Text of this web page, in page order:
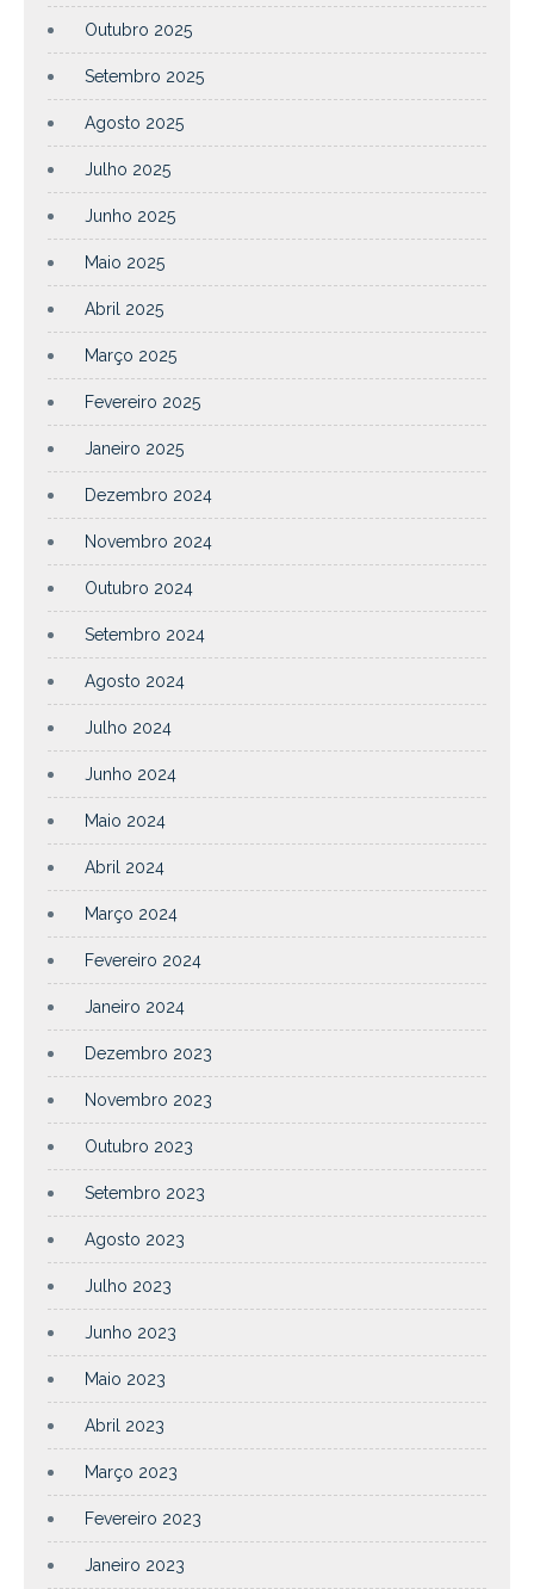
Outubro 2025
Setembro 2025
Agosto 2025
Julho 2025
Junho 2025
Maio 2025
Abril 2025
Março 2025
Fevereiro 2025
Janeiro 2025
Dezembro 2024
Novembro 2024
Outubro 2024
Setembro 2024
Agosto 2024
Julho 2024
Junho 2024
Maio 2024
Abril 2024
Março 2024
Fevereiro 2024
Janeiro 2024
Dezembro 2023
Novembro 2023
Outubro 2023
Setembro 2023
Agosto 2023
Julho 2023
Junho 2023
Maio 2023
Abril 2023
Março 2023
Fevereiro 2023
Janeiro 2023